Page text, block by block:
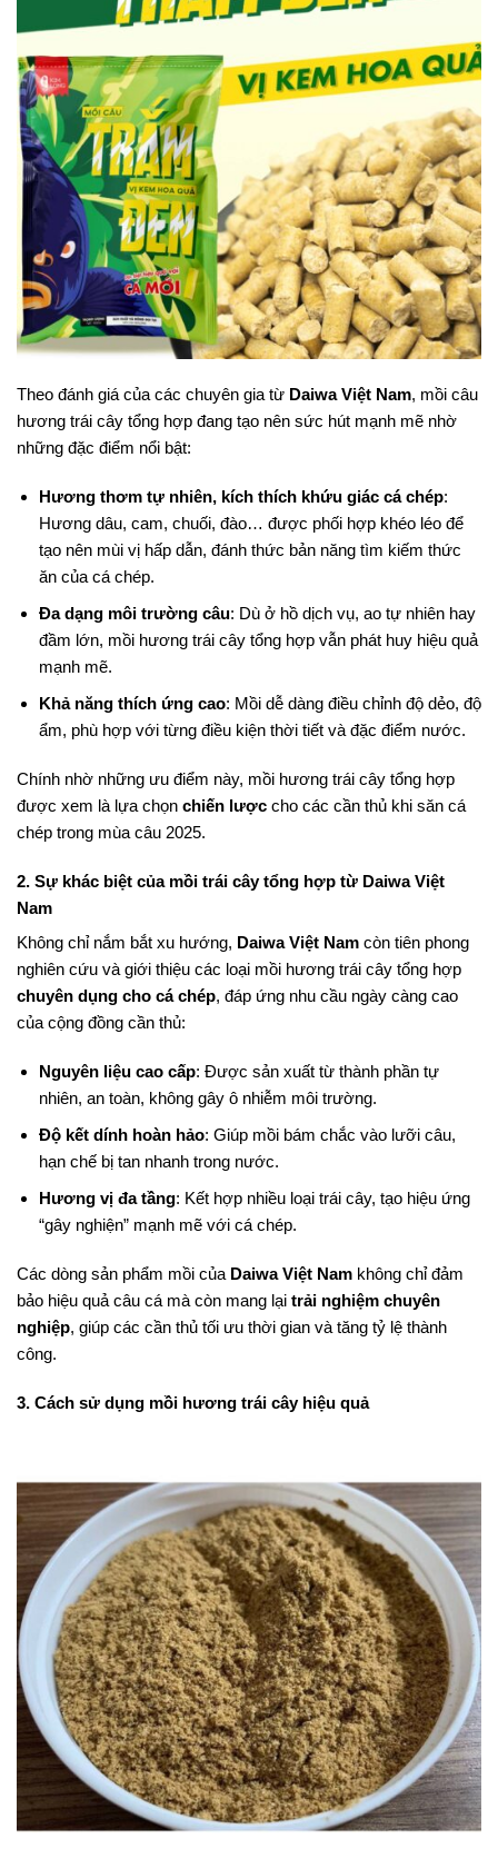
Theo đánh giá của các chuyên gia từ Daiwa Việt Nam, mồi câu
hương trái cây tổng hợp đang tạo nên sức hút mạnh mẽ nhờ
những đặc điểm nổi bật:
Hương thơm tự nhiên, kích thích khứu giác cá chép:
Hương dâu, cam, chuối, đào… được phối hợp khéo léo để
tạo nên mùi vị hấp dẫn, đánh thức bản năng tìm kiếm thức
ăn của cá chép.
Đa dạng môi trường câu: Dù ở hồ dịch vụ, ao tự nhiên hay
đầm lớn, mồi hương trái cây tổng hợp vẫn phát huy hiệu quả
mạnh mẽ.
Khả năng thích ứng cao: Mồi dễ dàng điều chỉnh độ dẻo, độ
ẩm, phù hợp với từng điều kiện thời tiết và đặc điểm nước.
Chính nhờ những ưu điểm này, mồi hương trái cây tổng hợp
được xem là lựa chọn chiến lược cho các cần thủ khi săn cá
chép trong mùa câu 2025.
2. Sự khác biệt của mồi trái cây tổng hợp từ Daiwa Việt
Nam
Không chỉ nắm bắt xu hướng, Daiwa Việt Nam còn tiên phong
nghiên cứu và giới thiệu các loại mồi hương trái cây tổng hợp
chuyên dụng cho cá chép, đáp ứng nhu cầu ngày càng cao
của cộng đồng cần thủ:
Nguyên liệu cao cấp: Được sản xuất từ thành phần tự
nhiên, an toàn, không gây ô nhiễm môi trường.
Độ kết dính hoàn hảo: Giúp mồi bám chắc vào lưỡi câu,
hạn chế bị tan nhanh trong nước.
Hương vị đa tầng: Kết hợp nhiều loại trái cây, tạo hiệu ứng
“gây nghiện” mạnh mẽ với cá chép.
Các dòng sản phẩm mồi của Daiwa Việt Nam không chỉ đảm
bảo hiệu quả câu cá mà còn mang lại trải nghiệm chuyên
nghiệp, giúp các cần thủ tối ưu thời gian và tăng tỷ lệ thành
công.
3. Cách sử dụng mồi hương trái cây hiệu quả